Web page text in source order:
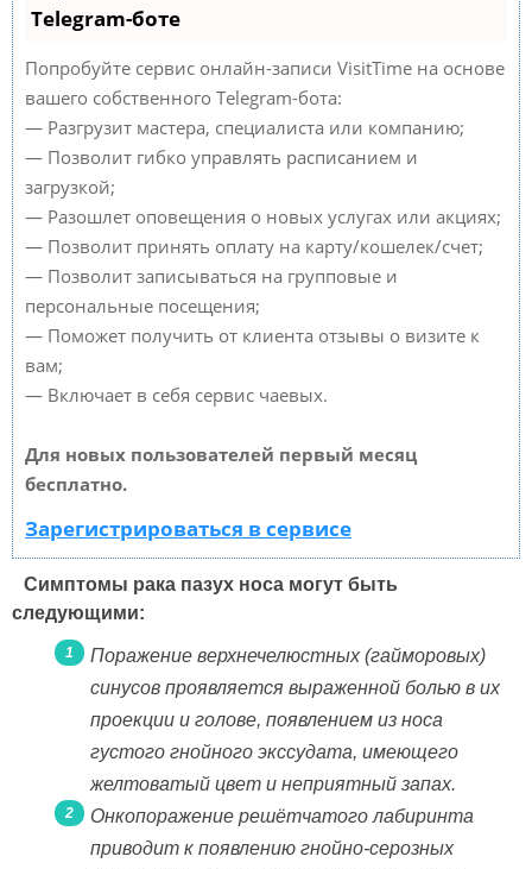
Telegram-боте
Попробуйте сервис онлайн-записи VisitTime на основе
вашего собственного Telegram-бота:
— Разгрузит мастера, специалиста или компанию;
— Позволит гибко управлять расписанием и
загрузкой;
— Разошлет оповещения о новых услугах или акциях;
— Позволит принять оплату на карту/кошелек/счет;
— Позволит записываться на групповые и
персональные посещения;
— Поможет получить от клиента отзывы о визите к
вам;
— Включает в себя сервис чаевых.
Для новых пользователей первый месяц
бесплатно.
Зарегистрироваться в сервисе
Симптомы рака пазух носа могут быть
следующими:
Поражение верхнечелюстных (гайморовых)
синусов проявляется выраженной болью в их
проекции и голове, появлением из носа
густого гнойного экссудата, имеющего
желтоватый цвет и неприятный запах.
Онкопоражение решётчатого лабиринта
приводит к появлению гнойно-серозных